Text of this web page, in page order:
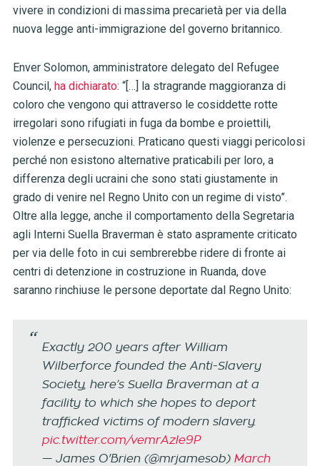
vivere in condizioni di massima precarietà per via della
nuova legge anti-immigrazione del governo britannico.
Enver Solomon, amministratore delegato del Refugee
Council, ha dichiarato: “[…] la stragrande maggioranza di
coloro che vengono qui attraverso le cosiddette rotte
irregolari sono rifugiati in fuga da bombe e proiettili,
violenze e persecuzioni. Praticano questi viaggi pericolosi
perché non esistono alternative praticabili per loro, a
differenza degli ucraini che sono stati giustamente in
grado di venire nel Regno Unito con un regime di visto”.
Oltre alla legge, anche il comportamento della Segretaria
agli Interni Suella Braverman è stato aspramente criticato
per via delle foto in cui sembrerebbe ridere di fronte ai
centri di detenzione in costruzione in Ruanda, dove
saranno rinchiuse le persone deportate dal Regno Unito:
Exactly 200 years after William
Wilberforce founded the Anti-Slavery
Society, here’s Suella Braverman at a
facility to which she hopes to deport
trafficked victims of modern slavery.
pic.twitter.com/vemrAzle9P
— James O'Brien (@mrjamesob) March